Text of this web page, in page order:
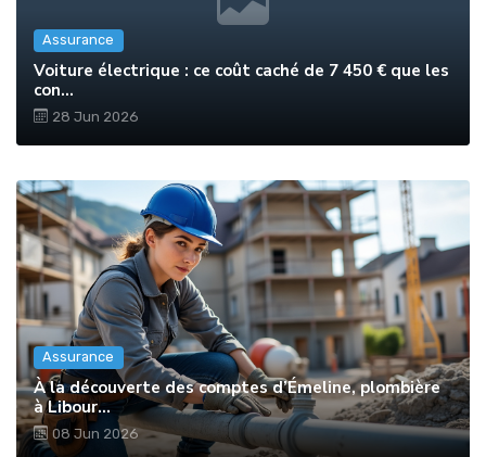
Assurance
Voiture électrique : ce coût caché de 7 450 € que les
con...
28 Jun 2026
Assurance
À la découverte des comptes d’Émeline, plombière
à Libour...
08 Jun 2026